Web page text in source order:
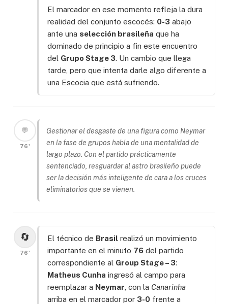
El marcador en ese momento refleja la dura
realidad del conjunto escocés: 0-3 abajo
ante una selección brasileña que ha
dominado de principio a fin este encuentro
del Grupo Stage 3. Un cambio que llega
tarde, pero que intenta darle algo diferente a
una Escocia que está sufriendo.
💬
76'
Gestionar el desgaste de una figura como Neymar
en la fase de grupos habla de una mentalidad de
largo plazo. Con el partido prácticamente
sentenciado, resguardar al astro brasileño puede
ser la decisión más inteligente de cara a los cruces
eliminatorios que se vienen.
🔄
76'
El técnico de Brasil realizó un movimiento
importante en el minuto 76 del partido
correspondiente al Group Stage – 3:
Matheus Cunha ingresó al campo para
reemplazar a Neymar , con la Canarinha
arriba en el marcador por 3-0 frente a